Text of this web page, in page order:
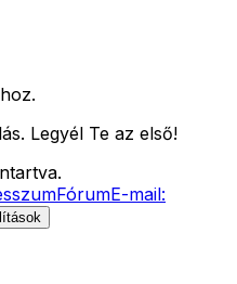
Legyél Te az első!
FórumE-mail: